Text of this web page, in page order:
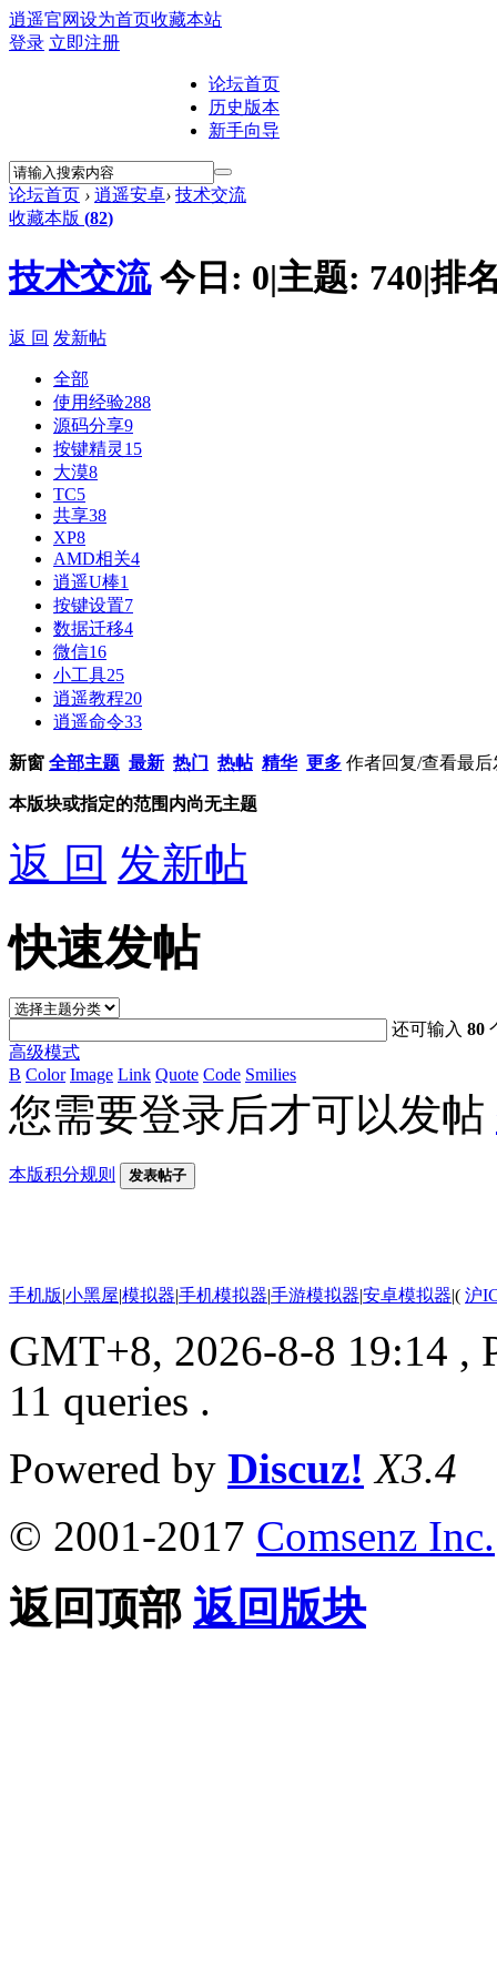
逍遥官网设为首页收藏本站
登录 立即注册
论坛首页
历史版本
新手向导
论坛首页 › 逍遥安卓› 技术交流
收藏本版 (82)
技术交流 今日: 0|主题: 740|排
返 回 发新帖
全部
使用经验288
源码分享9
按键精灵 15
大漠8
TC5
共享38
XP8
AMD相关4
逍遥U棒1
按键设置7
数据迁移4
微信16
小工具25
逍遥教程20
逍遥命令33
新窗 全部主题 最新 热门 热帖 精华 更多 作者回复/查看最后
本版块或指定的范围内尚无主题
返 回 发新帖
快速发帖
还可输入80
高级模式
B Color Image Link Quote Code Smilies
您需要登录后才可以发帖
本版积分规则 发表帖子
手机版|小黑屋|模拟器|手机模拟器|手游模拟器|安卓模拟器|( 沪
GMT+8, 2026-8-8 19:14 ,
11 queries .
Powered by Discuz! X3.4
© 2001-2017 Comsenz Inc.
返回顶部 返回版块